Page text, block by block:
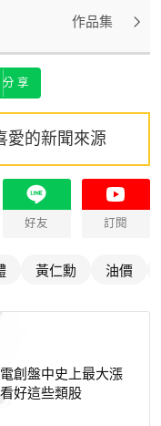
作品集
分享
愛的新聞來源
好友 訂閱
黃仁勳 油價
創盤中史上最大漲
好這些類股